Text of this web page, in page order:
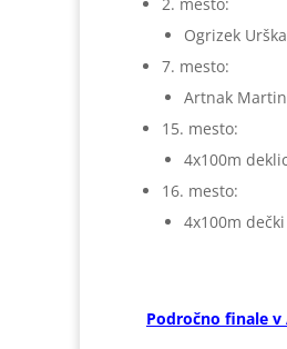
Ogrizek
7. mesto:
Artnak Martin
15. mesto:
4x100m
16. mesto:
4x100m
Področno finale v